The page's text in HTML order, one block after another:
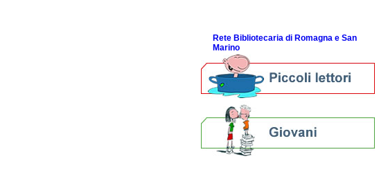
Rete Bibliotecaria di Romagna e San
Marino